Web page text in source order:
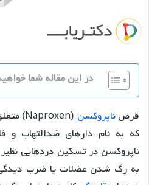
در این مقاله شما
قرصناپروکسن (Naproxen) متعلق به دسته ای از
که به نام دارهای ضدالتهاب و
ناپروکسن در تسکین دردهایی
به رگ شدن عضلات یا ضرب دیدگی